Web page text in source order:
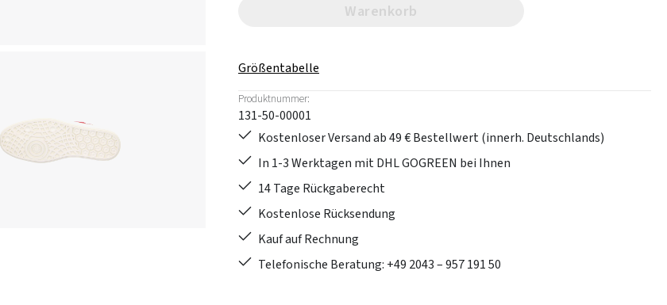
Warenkorb
Größentabelle
Produktnummer:
131-50-00001
Kostenloser Versand ab 49 € Bestellwert (innerh. Deutschlands)
In 1-3 Werktagen mit DHL GOGREEN bei Ihnen
14 Tage Rückgaberecht
Kostenlose Rücksendung
Kauf auf Rechnung
Telefonische Beratung: +49 2043 – 957 191 50